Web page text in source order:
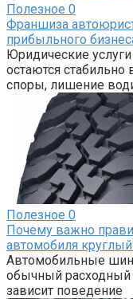
Полезное 0
Франшиза
прибыльного
Юридические
остаются
споры, лишение
Полезное 0
Почему важно
автомобиля круглый
Автомобильные
обычный расходный
зависит поведение